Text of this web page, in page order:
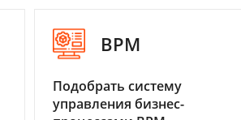
BPM
Подобрать систему
управления бизнес-